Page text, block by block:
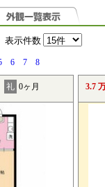
表示件数
6 7 8
礼 0ヶ月 3.7